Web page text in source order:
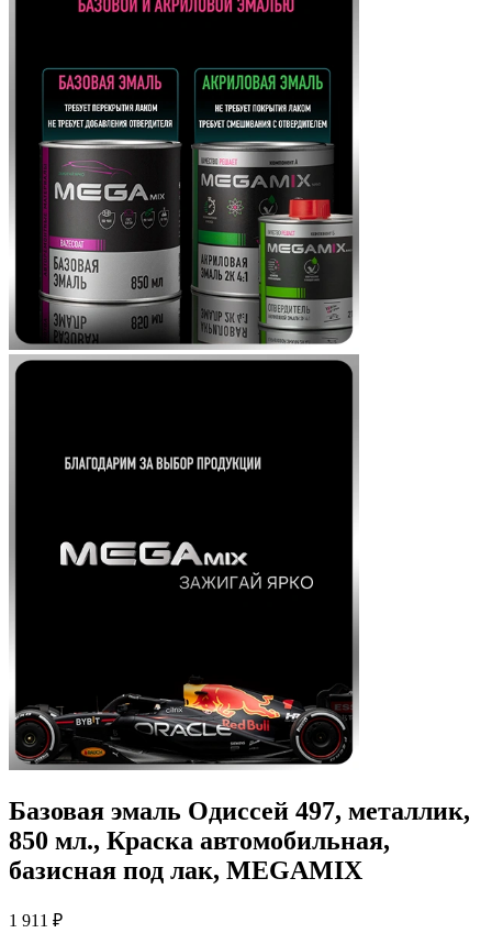
Базовая эмаль Одиссей 497, металлик,
850 мл., Краска автомобильная,
базисная под лак, MEGAMIX
1 911 ₽